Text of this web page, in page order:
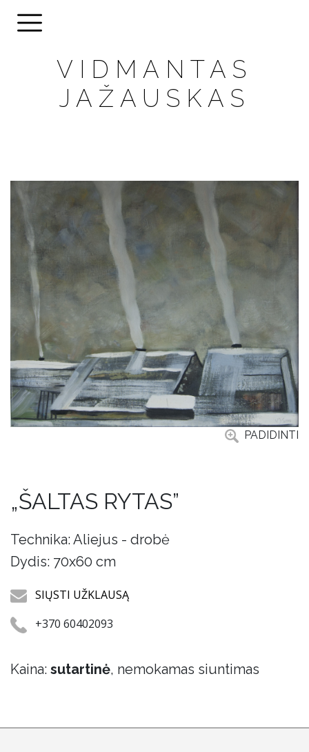
VIDMANTAS
JAŽAUSKAS
PADIDINTI
„ŠALTAS RYTAS”
Technika: Aliejus - drobė
Dydis: 70x60 cm
SIŲSTI UŽKLAUSĄ
+370 60402093
Kaina: sutartinė, nemokamas siuntimas